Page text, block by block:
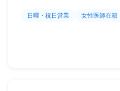
日曜・祝日営業 女性医師在籍